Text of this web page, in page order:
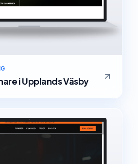
iUpplands Väsby